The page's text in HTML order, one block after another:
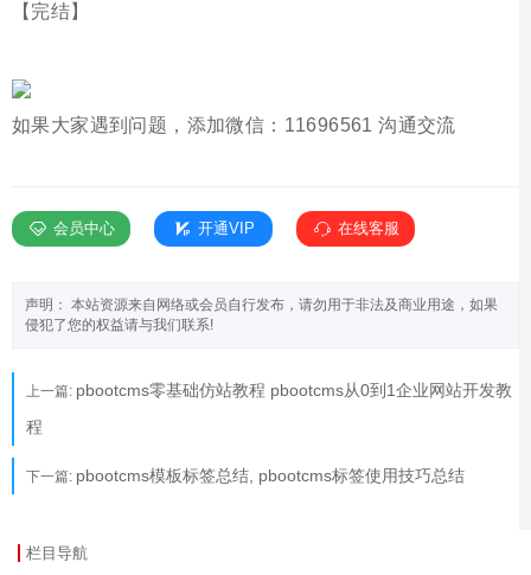
【完结】
如果大家遇到问题，添加微信：11696561 沟通交流
会员中心 开通VIP 在线客服
声明： 本站资源来自网络或会员自行发布，请勿用于非法及商业用途，如果
侵犯了您的权益请与我们联系!
上一篇: pbootcms零基础仿站教程 pbootcms从0到1企业网站开发教
程
下一篇: pbootcms模板标签总结, pbootcms标签使用技巧总结
栏目导航